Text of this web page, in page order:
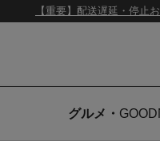
【重要】配送遅延・停
グルメ GOOD